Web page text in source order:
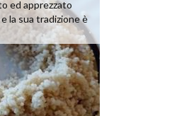
ed apprezzato
la sua tradizione è